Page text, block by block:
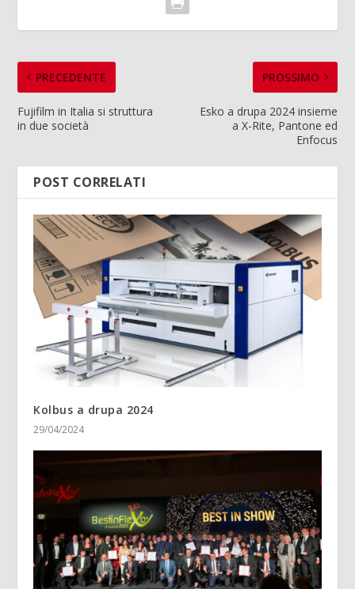
PRECEDENTE
Fujifilm in Italia si struttura
in due società
PROSSIMO
Esko a drupa 2024 insieme
a X-Rite, Pantone ed
Enfocus
POST CORRELATI
Kolbus a drupa 2024
29/04/2024